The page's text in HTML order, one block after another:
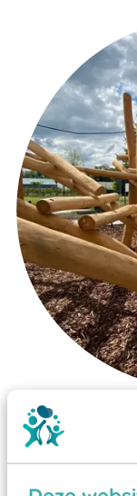
Wist je
Vanaf een